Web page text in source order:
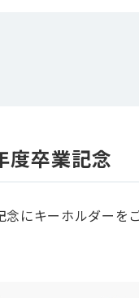
卒業記念
にキーホルダーを